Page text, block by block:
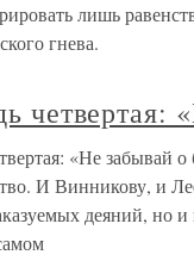
лишь
гнева.
четвертая:
«Не забывай
И Винникову, и
деяний, но